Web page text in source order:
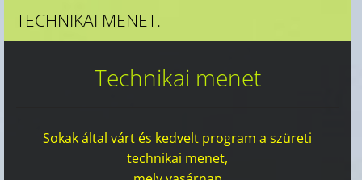
TECHNIKAI MENET.
Technikai menet
Sokak által várt és kedvelt program a szüreti
technikai menet,